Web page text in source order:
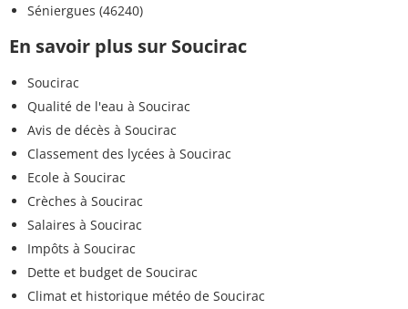
Séniergues (46240)
En savoir plus sur Soucirac
Soucirac
Qualité de l'eau à Soucirac
Avis de décès à Soucirac
Classement des lycées à Soucirac
Ecole à Soucirac
Crèches à Soucirac
Salaires à Soucirac
Impôts à Soucirac
Dette et budget de Soucirac
Climat et historique météo de Soucirac